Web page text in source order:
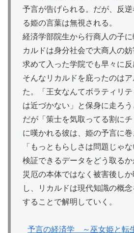
予言が告げられる。だが、反
る姫の言葉は無視される。
経済学部院生から行商人の子
カルドは身分社会で大商人の
求めて入った学院でも早々に反
そんなリカルドを庇ったのは
た。「王女なんてボラティリ
は近づかない」と保身に走ろう
だが「策士を気取ってる割に
に嘆かれる彼は、姫の予言に巻
「もっともらしさは問題じゃ
検証できるデータをどう取るか
災厄の本体ではなく被害後し
し、リカルドは現代知識の概
することで解明していく。
予言の経済学 ～巫女姫と転